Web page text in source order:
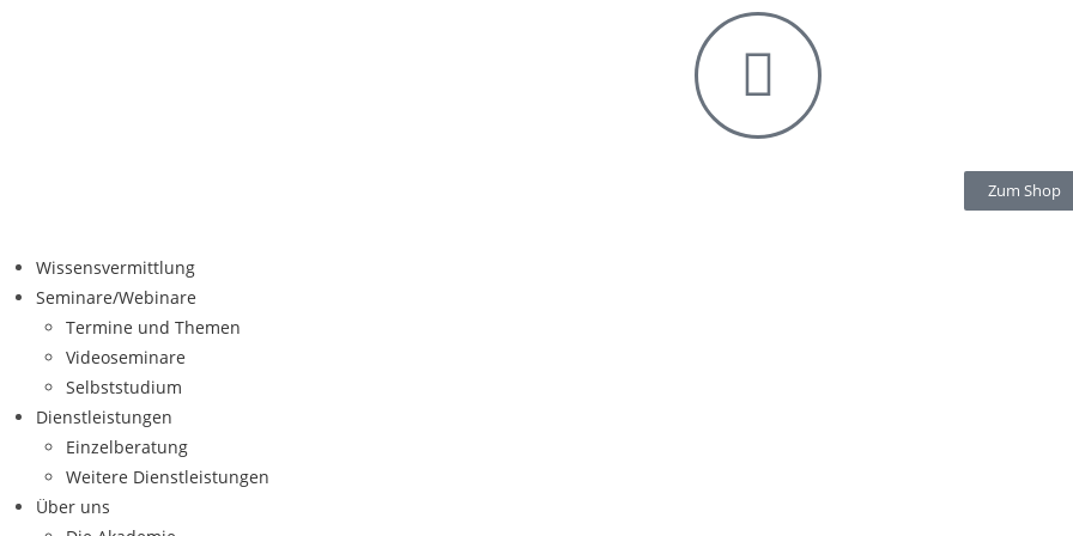
Zum Shop
Wissensvermittlung
Seminare/Webinare
Termine und Themen
Videoseminare
Selbststudium
Dienstleistungen
Einzelberatung
Weitere Dienstleistungen
Über uns